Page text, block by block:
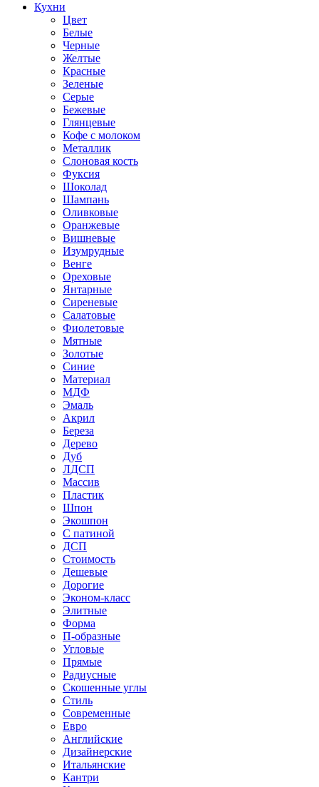
Кухни
Цвет
Белые
Черные
Желтые
Красные
Зеленые
Серые
Бежевые
Глянцевые
Кофе с молоком
Металлик
Слоновая кость
Фуксия
Шоколад
Шампань
Оливковые
Оранжевые
Вишневые
Изумрудные
Венге
Ореховые
Янтарные
Сиреневые
Салатовые
Фиолетовые
Мятные
Золотые
Синие
Материал
МДФ
Эмаль
Акрил
Береза
Дерево
Дуб
ЛДСП
Массив
Пластик
Шпон
Экошпон
С патиной
ДСП
Стоимость
Дешевые
Дорогие
Эконом-класс
Элитные
Форма
П-образные
Угловые
Прямые
Радиусные
Скошенные углы
Стиль
Современные
Евро
Английские
Дизайнерские
Итальянские
Кантри